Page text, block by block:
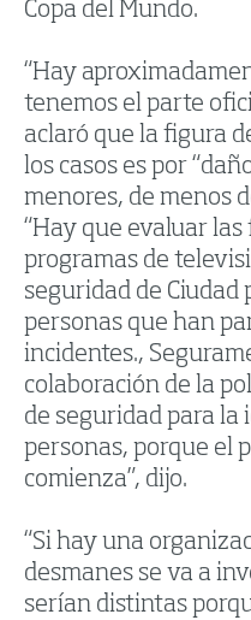
Copa del Mundo.
“Hay
tenemos el parte
aclaró que la figura
los casos es por
menores, de menos
“Hay que evaluar
programas de
seguridad de
personas que han
incidentes.,
colaboración de la
de seguridad para la
personas, porque el
comienza”, dijo.
“Si hay una
desmanes se va a
serían distintas